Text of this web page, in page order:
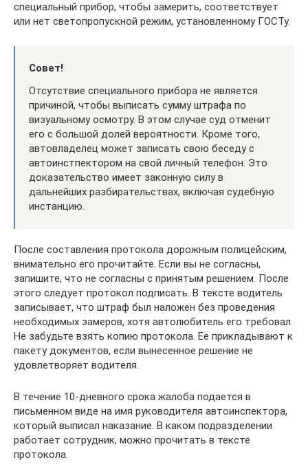
специальный прибор, чтобы замерить, соответствует
или нет светопропускной режим, установленному ГОСТу.
Совет!
Отсутствие специального прибора не является
причиной, чтобы выписать сумму штрафа по
визуальному осмотру. В этом случае суд отменит
его с большой долей вероятности. Кроме того,
автовладелец может записать свою беседу с
автоинстпектором на свой личный телефон. Это
доказательство имеет законную силу в
дальнейших разбирательствах, включая судебную
инстанцию.
После составления протокола дорожным полицейским,
внимательно его прочитайте. Если вы не согласны,
запишите, что не согласны с принятым решением. После
этого следует протокол подписать. В тексте водитель
записывает, что штраф был наложен без проведения
необходимых замеров, хотя автолюбитель его требовал.
Не забудьте взять копию протокола. Ее прикладывают к
пакету документов, если вынесенное решение не
удовлетворяет водителя.
В течение 10-дневного срока жалоба подается в
письменном виде на имя руководителя автоинспектора,
который выписал наказание. В каком подразделении
работает сотрудник, можно прочитать в тексте
протокола.